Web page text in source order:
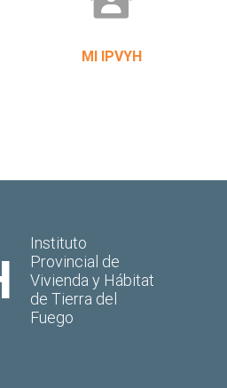
MI IPVYH
Instituto
Provincial de
Vivienda y Hábitat
de Tierra del
Fuego